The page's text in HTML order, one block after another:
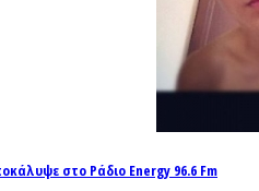
στο Ράδιο Energy 96.6 Fm